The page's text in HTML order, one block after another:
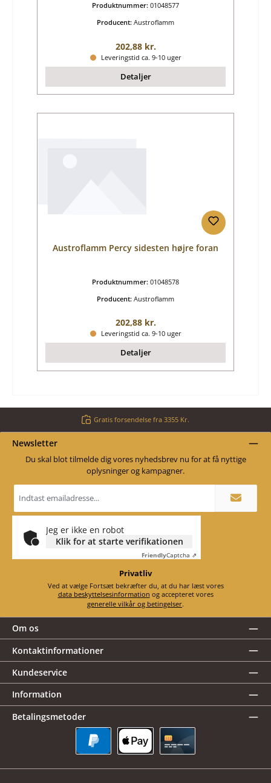
Produktnummer: 01048577
Producent: Austroflamm
Almindelig pris:
202,88 kr.
Leveringstid ca. 9-10 uger
Detaljer
Austroflamm Percy sidesten højre foran
Produktnummer: 01048578
Producent: Austroflamm
Almindelig pris:
202,88 kr.
Leveringstid ca. 9-10 uger
Detaljer
Gratis forsendelse fra 3355 Kr.
Newsletter
Du skal blot tilmelde dig vores nyhedsbrev nu for at få nyttige
oplysninger og kampagner.
adresse
Jeg er ikke en robot
Klik for at starte verifikationen
FriendlyCaptcha ⇗
Privatliv
Ved at vælge Fortsæt bekræfter du, at du har læst vores
data beskyttelsesinformation
og accepteret vores
generelle vilkår og betingelser.
Om os
Kontaktinformationer
Kundeservice
Information
Betalingsmetoder